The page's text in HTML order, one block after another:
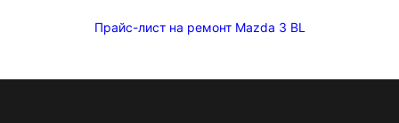
Прайс-лист на ремонт Mazda 3 BL